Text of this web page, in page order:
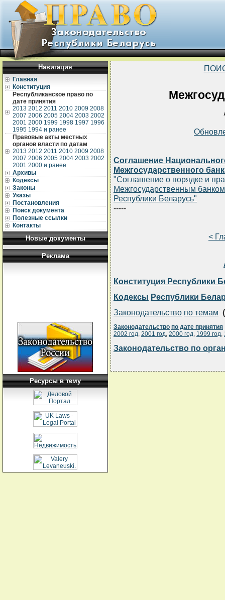
Навигация
Главная
Конституция
Республиканское право по
дате принятия
2013 2012 2011 2010 2009 2008
2007 2006 2005 2004 2003 2002
2001 2000 1999 1998 1997 1996
1995 1994 и ранее
Правовые акты местных
органов власти по датам
2013 2012 2011 2010 2009 2008
2007 2006 2005 2004 2003 2002
2001 2000 и ранее
Архивы
Кодексы
Законы
Указы
Постановления
Поиск документа
Полезные ссылки
Контакты
Новые документы
Реклама
Ресурсы в тему
Соглашение
Межгосударственного
"Соглашение о порядке и
Межгосударственным
Республики Беларусь"
-----
<
Конституция Республики
Кодексы Республики
Законодательство по темам (
Законодательство по дате принятия
2002 год, 2001 год, 2000 год, 1999 год,
Законодательство по